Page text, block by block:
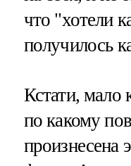
что "хотели
получилось
Кстати, мало
по какому
произнесена